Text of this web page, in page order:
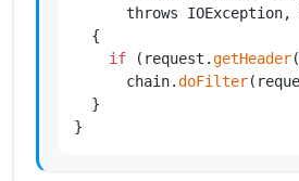
throws IOException,
{
if (request.getHeader(
      chain.
doFilter
  }
}